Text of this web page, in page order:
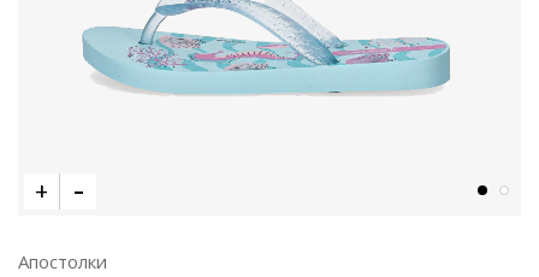
Апостолки